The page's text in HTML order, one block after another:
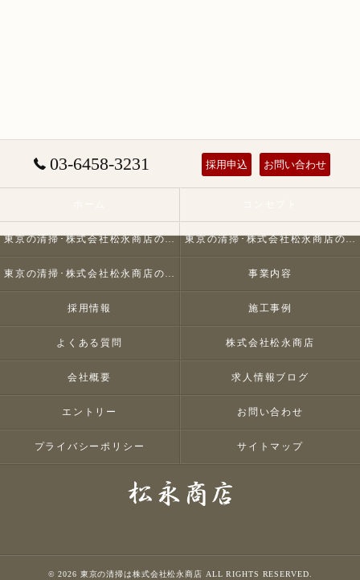
03-6458-3231 採用申込 お問い合わせ
東京の清掃･株式会社松永商店の口コミ情報 東京の清掃･株式会社松永商店の評判
東京の清掃･株式会社松永商店のお客様の声 事業内容
採用情報 施工事例
よくある質問 株式会社松永商店
会社概要 求人情報ブログ
エントリー お問い合わせ
プライバシーポリシー サイトマップ
© 2026 東京の清掃は株式会社松永商店 ALL RIGHTS RESERVED.